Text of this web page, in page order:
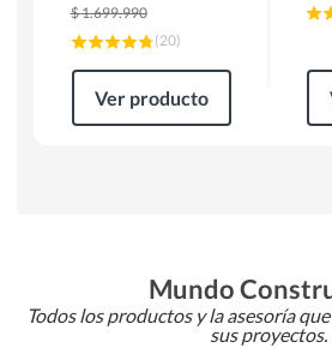
$1.699.990
(20)
Ver producto
Mundo
Todos los productos y la asesoría
sus proyectos.